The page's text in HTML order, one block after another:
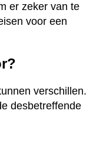
er zeker van te
voor een
verschillen.
desbetreffende